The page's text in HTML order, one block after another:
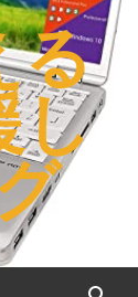
る
し